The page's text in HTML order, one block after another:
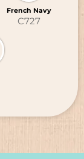
French Navy
C727